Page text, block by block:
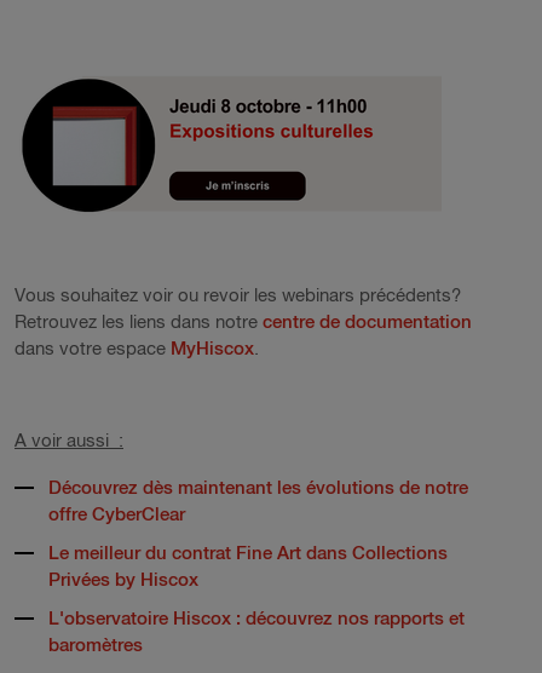
Vous souhaitez voir ou revoir les webinars précédents?
Retrouvez les liens dans notre centre de documentation
dans votre espace MyHiscox
A voir aussi :
Découvrez dès maintenant les évolutions de notre
offre CyberClear
Le meilleur du contrat Fine Art dans Collections
Privées by Hiscox
L'observatoire Hiscox : découvrez nos rapports et
baromètres